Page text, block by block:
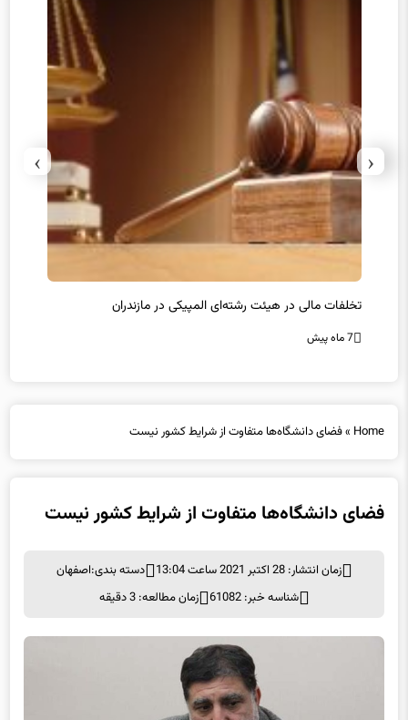
تخلفات مالی در هیئت رشته‌ای المپیکی در مازندران
7 ماه پیش
‹
›
Home
»فضای دانشگاه‌ها متفاوت از شرایط کشور نیست
فضای دانشگاه‌ها متفاوت از شرایط کشور نیست
زمان انتشار: 28 اکتبر 2021 ساعت 13:04 دسته بندی:اصفهان
شناسه خبر: 61082
زمان مطالعه: 3 دقیقه